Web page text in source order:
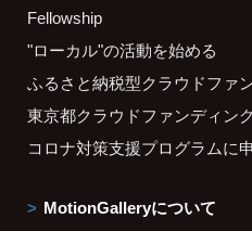
Fellowship
"ローカル"の活動を始める
ふるさと納税型クラウドファ
東京都クラウドファンディン
コロナ対策支援プログラムに
MotionGalleryについて